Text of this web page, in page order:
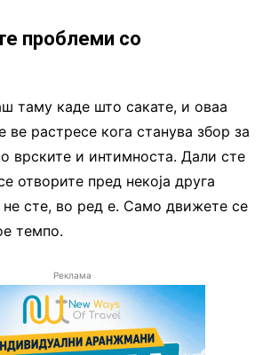
проблеми со
таму каде што сакате, и оваа
ве растресе кога станува збор за
врските и интимноста. Дали сте
отворите пред некоја друга
сте, во ред е. Само движете се
темпо.
Реклама